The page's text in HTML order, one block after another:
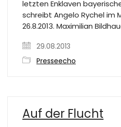
letzten Enklaven
schreibt Angelo Rychel im
26.8.2013. Maximilian
29.08.2013
Presseecho
Auf der Flucht